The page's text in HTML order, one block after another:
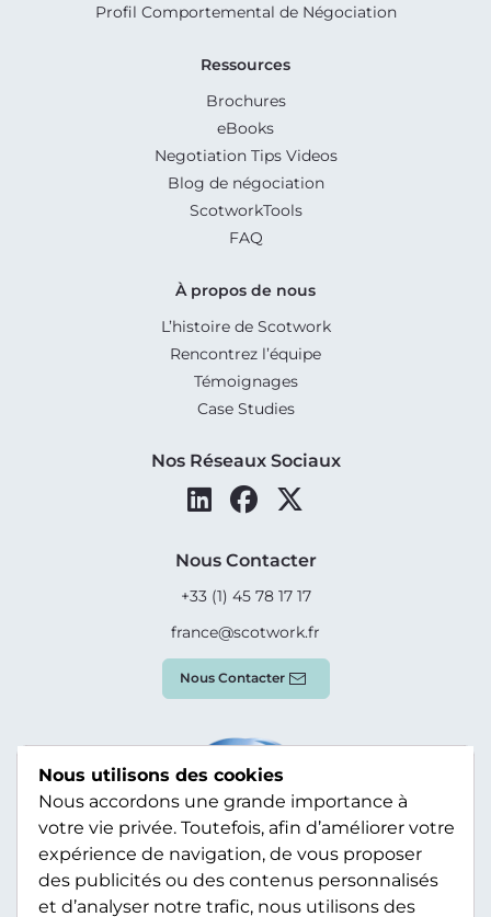
Profil Comportemental de Négociation
Ressources
Brochures
eBooks
Negotiation Tips Videos
Blog de négociation
ScotworkTools
FAQ
À propos de nous
L’histoire de Scotwork
Rencontrez l’équipe
Témoignages
Case Studies
Nos Réseaux Sociaux
Nous Contacter
+33 (1) 45 78 17 17
france@scotwork.fr
Nous Contacter
Nous utilisons des cookies
Nous accordons une grande importance à
votre vie privée. Toutefois, afin d’améliorer votre
expérience de navigation, de vous proposer
des publicités ou des contenus personnalisés
et d’analyser notre trafic, nous utilisons des